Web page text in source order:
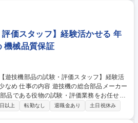
評価スタッフ】経験活かせる 年
機械品質保証
品メーカー
品である役物の試験・評価業務をお任せし
します。 ■役物の駆動耐久試験
以上 転勤なし 退職金あり 土日祝休み